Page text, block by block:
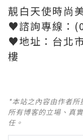
靚白天使時尚
♥諮詢專線：
♥地址：台北
樓
*本站之內容由作者
所有博客的立場、真
任。